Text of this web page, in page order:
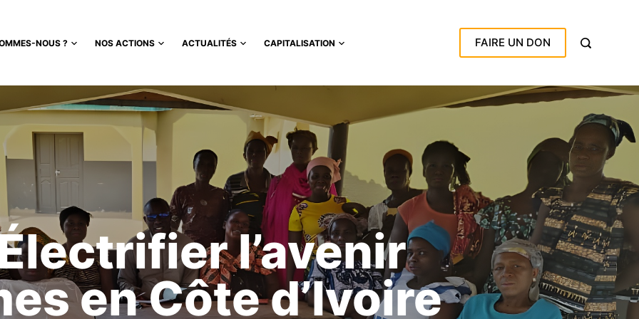
NOUS ? NOS ACTIONS ACTUALITÉS CAPITALISATION FAIRE UN DON
l’avenir
en Côte d’Ivoire